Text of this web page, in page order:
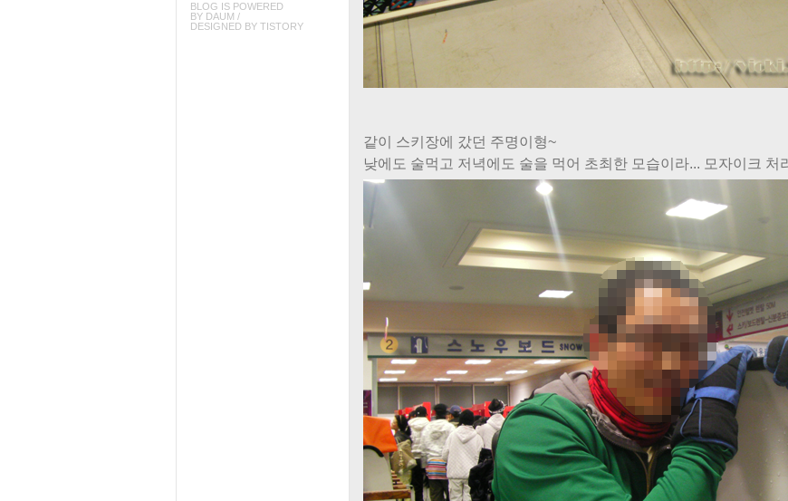
BLOG IS POWERED
BY DAUM /
DESIGNED BY TISTORY
같이 스키장에 갔던 주명이형~
낮에도 술먹고 저녁에도 술을 먹어 초최한 모습이라... 모자이크 처